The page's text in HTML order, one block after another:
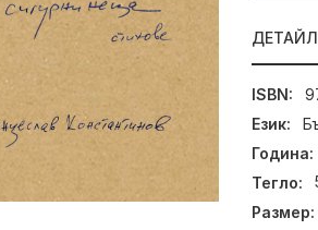
ISBN:
Език:
Година:
Тегло:
Размер: